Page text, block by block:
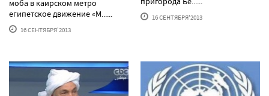
моба в каирском метро
египетское движение «М......
16 СЕНТЯБРЯ'2013
16 СЕНТЯБРЯ'2013